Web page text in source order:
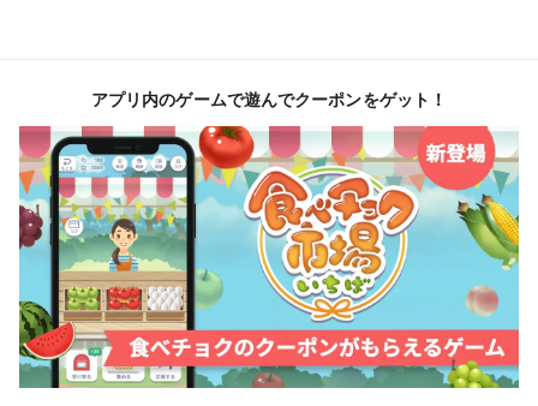
アプリ内のゲームで遊んでクーポンをゲット！